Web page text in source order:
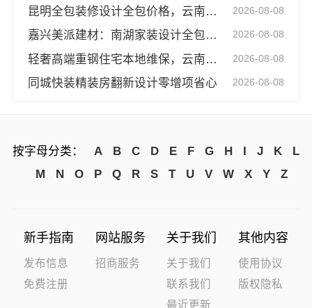
昆明全包装修设计全包价格，云南至高新型建材有限公司透明报价 2026-08-08
嘉兴美派建材：南湖家装设计全包环保材料优选 2026-08-08
轻奢高端重钢住宅本地维保，云南晟构无忧 2026-08-08
同城快装精装房翻新设计零增项省心 2026-08-08
按字母分类： A B C D E F G H I J K
L
M
N O P Q R S T U V W X Y Z
新手指南
发布信息
免费注册
网站服务
招商服务
关于我们
关于我们
联系我们
最近更新
其他内容
使用协议
版权隐私